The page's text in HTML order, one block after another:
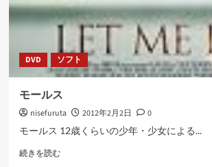
DVD ソフト
モールス
nisefuruta 2012年2月2日
0
モールス 12歳くらいの少年・少女による...
続きを読むモ